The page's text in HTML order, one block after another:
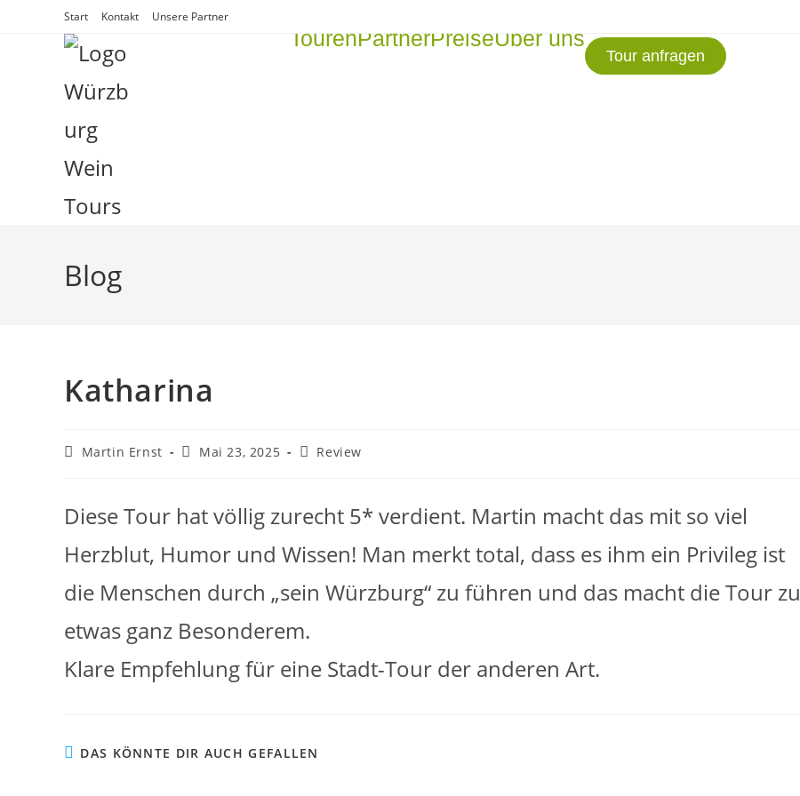
Start Kontakt Unsere Partner
TourenPartnerPreiseÜber uns
Tour anfragen
Blog
Katharina
Martin Ernst Mai 23, 2025 Review
Diese Tour hat völlig zurecht 5* verdient. Martin macht das mit so viel
Herzblut, Humor und Wissen! Man merkt total, dass es ihm ein Privileg ist
die Menschen durch „sein Würzburg“ zu führen und das macht die Tour zu
etwas ganz Besonderem.
Klare Empfehlung für eine Stadt-Tour der anderen Art.
DAS KÖNNTE DIR AUCH GEFALLEN